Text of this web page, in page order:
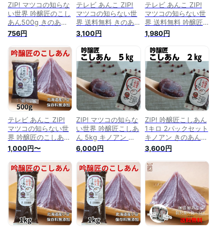
ZIP! マツコの知らな
い世界 吟醸匠のこし
あん500g きのあん
キノアン 吟醸匠 直
火銅釜煉り 柏餅 こ
しあん 老舗の味おは
ぎ 水ようかん パン
ケーキ あんこクロワ
ッサン 100％北海道
産小豆 こしあん 業
務用 あんこ 高級 老
舗 あんこ キノアン
756円
テレビ あんこ ZIP!
マツコの知らない世
界 送料無料 きのあ
ん 吟醸匠のこしあん
500g×3 キノアン 直
火銅釜煉りこしあん
老舗の味おはぎ 水よ
うかん 子供も大好き
話題のパイたい焼き
あんこクロワッサン
100％北海道産小豆
こしあん 業務用 あ
んこ 高級 老舗 あん
こ
3,100円
テレビ あんこ ZIP!
マツコの知らない世
界 送料無料 吟醸匠
のこしあん500g×2
きのあん 小豆あんこ
直火銅釜煉り 柏餅
こしあん 老舗の味お
はぎ 水ようかん パ
ンケーキ あんこクロ
ワッサン 100％北海
道産小豆 こしあん
業務用 あんこ 高級
老舗 あんこ キノア
ン
1,980円
テレビ あんこ ZIP!
マツコの知らない世
界 吟醸匠のこしあん
500g きのあん 吟醸
匠 小豆あんこ 直火
銅釜煉り こしあん
老舗の味おはぎ 水よ
うかん 100％北海道
産小豆 こしあん 業
務用 あんこ 高級 老
舗 あんこ あんこの
聖地 キノアン スイ
ーツ
1,000円〜
ZIP! マツコの知らな
い世界 吟醸匠こしあ
ん 5kg キノアン き
のあん 吟醸匠 小豆
直火銅釜煉り 団子用
こしあん 水ようかん
パンケーキ 子供も大
好き 100％北海道産
小豆 あんこ 高級 こ
しあん 業務用
6,000円
ZIP! 吟醸匠こしあん
1キロ 2パックセット
キノアン きのあん
吟醸匠 小豆 直火銅
釜煉り 団子用 こし
あん 水ようかん パ
ンケーキ 子供も大好
き 100％北海道産小
豆 あんこ 高級 こし
あん 業務用
3,600円